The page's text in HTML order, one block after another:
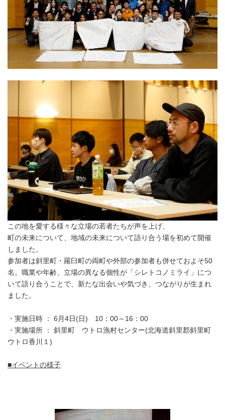
この地を愛する様々な立場の若者たちが声を上げ、
町の未来について、地域の未来について語り合う場を初めて開催
しました。
参加者は斜里町・羅臼町の両町や外部の参加者も併せておよそ50
名。職業や年齢、立場の異なる個性が「シレトコノミライ」につ
いて語り合うことで、新たな出会いや気づき、つながりが生まれ
ました。
・実施日時 ： 6月4日(日) 10：00～16：00
・実施場所 ： 斜里町 ウトロ漁村センター(北海道斜里郡斜里町
ウトロ香川１)
■イベントの様子